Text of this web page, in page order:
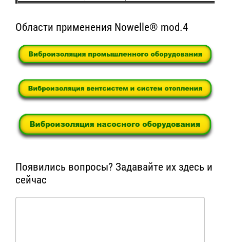
Области применения Nowelle® mod.4
Появились вопросы? Задавайте их здесь и
сейчас